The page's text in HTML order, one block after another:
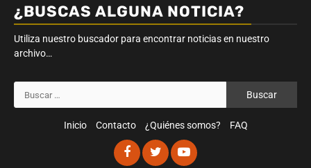
¿BUSCAS ALGUNA NOTICIA?
Utiliza nuestro buscador para encontrar noticias en nuestro
archivo…
Inicio Contacto ¿Quiénes somos? FAQ
Facebook
TwitterYoutube